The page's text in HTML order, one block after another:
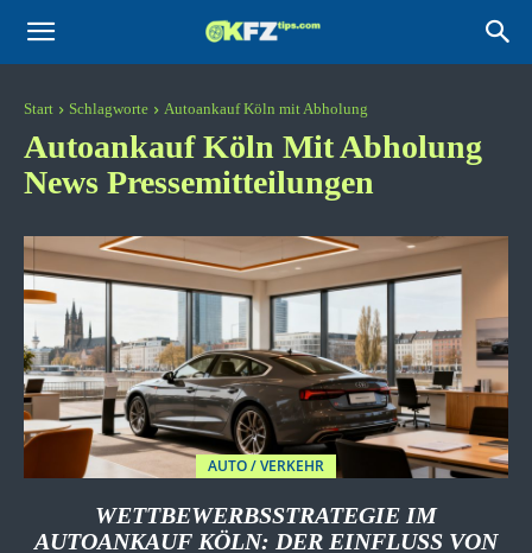
KFZtips.com
Start Schlagworte Autoankauf Köln mit Abholung
Autoankauf Köln Mit Abholung
News Pressemitteilungen
AUTO / VERKEHR
WETTBEWERBSSTRATEGIE IM
AUTOANKAUF KÖLN: DER EINFLUSS VON